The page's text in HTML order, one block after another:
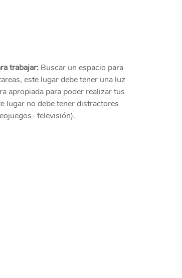
trabajar: Buscar un espacio para
este lugar debe tener una luz
apropiada para poder realizar tus
lugar no debe tener distractores
televisión).